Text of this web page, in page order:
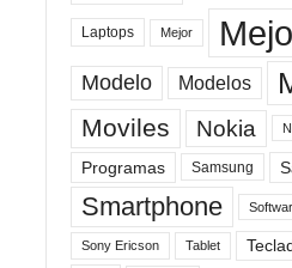
Laptops Mejor
Modelo Modelos
Moviles Nokia
Programas Samsung
Smartphone
Sony Ericson Tablet